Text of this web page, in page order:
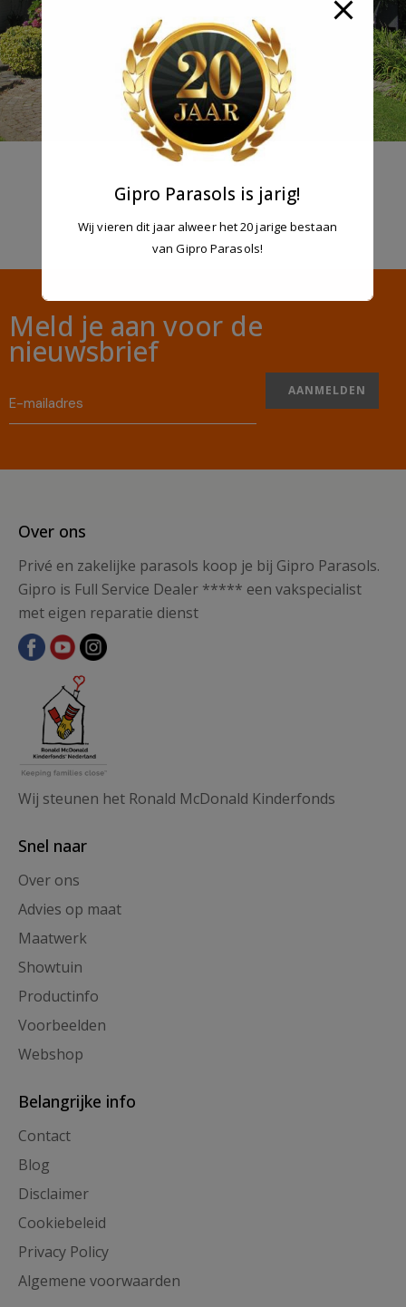
Meld je aan voor de
nieuwsbrief
AANMELDEN
Over ons
Privé en zakelijke parasols koop je bij Gipro Parasols.
Gipro is Full Service Dealer ***** een vakspecialist
met eigen reparatie dienst
Wij steunen het Ronald McDonald Kinderfonds
Snel naar
Over ons
Advies op maat
Maatwerk
Showtuin
Productinfo
Voorbeelden
Webshop
Belangrijke info
Contact
Blog
Disclaimer
Cookiebeleid
Privacy Policy
Algemene voorwaarden
Gipro Parasols is jarig!
Wij vieren dit jaar alweer het 20 jarige bestaan
van Gipro Parasols!